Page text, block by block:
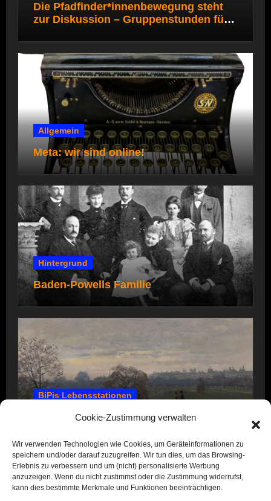
Cookie-Zustimmung verwalten
Wir verwenden Technologien wie Cookies, um Geräteinformationen zu
speichern und/oder darauf zuzugreifen. Wir tun dies, um das Browsing-
Erlebnis zu verbessern und um (nicht) personalisierte Werbung
anzuzeigen. Wenn du nicht zustimmst oder die Zustimmung widerrufst,
kann dies bestimmte Merkmale und Funktionen beeinträchtigen.
Die Pfadfinder*innenbewegung steht
zur Diskussion – Gruppenstunden für
Allgemein
Meta: wir sind online!
Hintergrund
Baden-Powells Familie
BiPis Lebensstationen
1857 – 1866: Kindheit und Jugend